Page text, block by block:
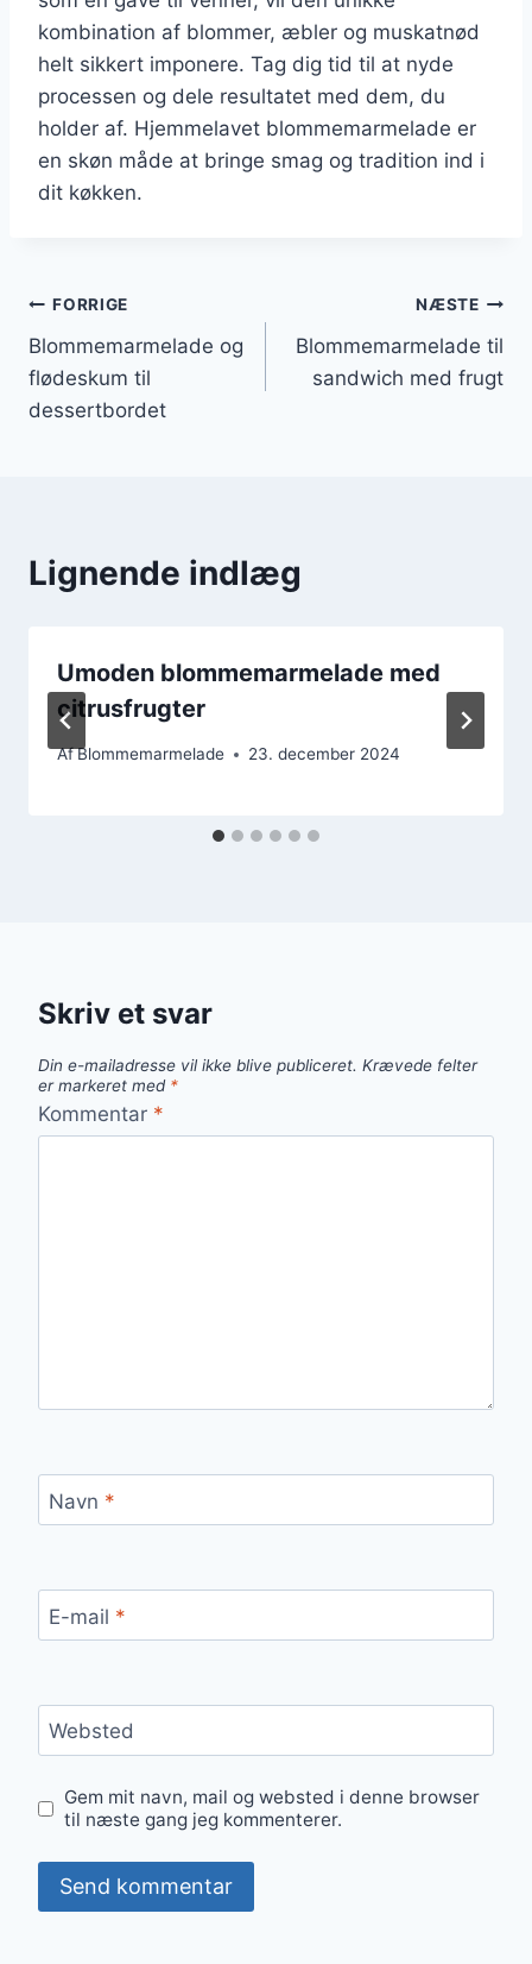
kombination af blommer, æbler og muskatnød
helt sikkert imponere. Tag dig tid til at nyde
processen og dele resultatet med dem, du
holder af. Hjemmelavet blommemarmelade er
en skøn måde at bringe smag og tradition ind i
dit køkken.
Indlægsnavigation
FORRIGE
Blommemarmelade og
flødeskum til
dessertbordet
NÆSTE
Blommemarmelade til
sandwich med frugt
Lignende indlæg
Umoden blommemarmelade med
citrusfrugter
AfBlommemarmelade 23. december 2024
Skriv et svar
Din e-mailadresse vil ikke blive publiceret. Krævede felter
er markeret med *
Kommentar *
Navn *
E-mail *
Websted
Gem mit navn, mail og websted i denne browser
til næste gang jeg kommenterer.